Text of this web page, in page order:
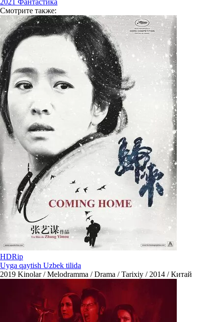
2021
Фантастика
Смотрите также:
HDRip
Uyga qaytish Uzbek tilida
2019 Kinolar / Melodramma / Drama / Tarixiy / 2014 / Китай